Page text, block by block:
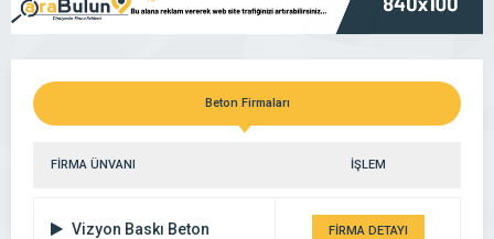
Beton Firmaları
FİRMA ÜNVANI İŞLEM
Vizyon Baskı Beton FİRMA DETAYI